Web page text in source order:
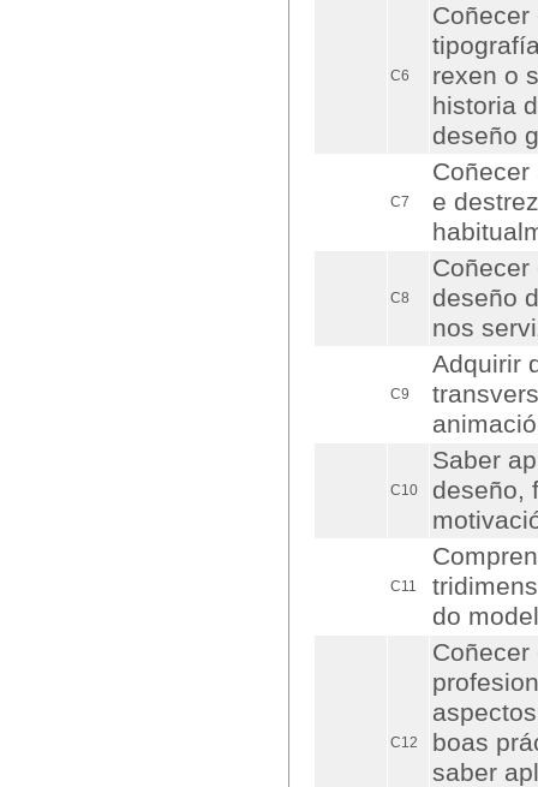
C6
rexen o
historia
deseño
C7
e
C8
deseño
nos
C9
Adquirir
C10
Saber
deseño,
C11
do
C12
boas
saber